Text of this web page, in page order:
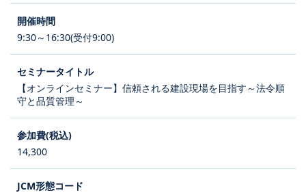
9:30～16:30(受付9:00)
【オンラインセミナー】信頼される建設現場を目指す～法令順
守と品質管理～
14,300